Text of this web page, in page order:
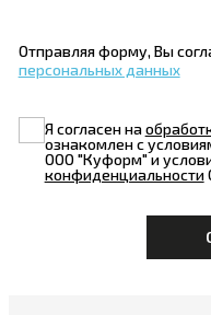
Отправляя форму, Вы
персональных данных
Я согласен на
ознакомлен с
ООО "Куформ" и
конфиденциальности